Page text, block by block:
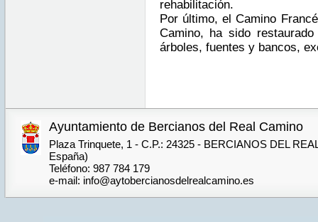
rehabilitación.
Por último, el Camino
Camino, ha sido
árboles, fuentes y bancos,
Ayuntamiento de Bercianos del Real Camino
Plaza Trinquete, 1 - C.P.: 24325 - BERCIANOS DEL
España)
Teléfono: 987 784 179
e-mail: info@aytobercianosdelrealcamino.es